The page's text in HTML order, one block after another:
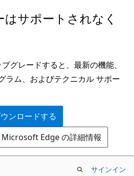
サポートされなく
グレードすると、最新の機能、
ラム、およびテクニカル サポー
ンロードする
Edge の詳細情報
サインイン